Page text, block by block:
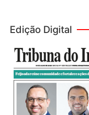
Edição Digital